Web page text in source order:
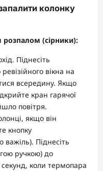
колонку
(сірники):
Піднесіть
вікна на
всередину. Якщо
кран гарячої
повітря.
якщо він
кнопку
важіль). Піднесіть
ручкою) до
секунд, коли термопара